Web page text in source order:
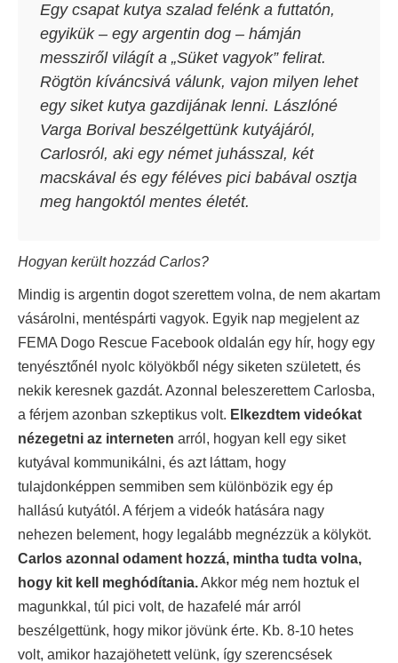
Egy csapat kutya szalad felénk a futtatón,
egyikük – egy argentin dog – hámján
messziről világít a „Süket vagyok” felirat.
Rögtön kíváncsivá válunk, vajon milyen lehet
egy siket kutya gazdijának lenni. Lászlóné
Varga Borival beszélgettünk kutyájáról,
Carlosról, aki egy német juhásszal, két
macskával és egy féléves pici babával osztja
meg hangoktól mentes életét.
Hogyan került hozzád Carlos?
Mindig is argentin dogot szerettem volna, de nem akartam
vásárolni, mentéspárti vagyok. Egyik nap megjelent az
FEMA Dogo Rescue Facebook oldalán egy hír, hogy egy
tenyésztőnél nyolc kölyökből négy siketen született, és
nekik keresnek gazdát. Azonnal beleszerettem Carlosba,
a férjem azonban szkeptikus volt. Elkezdtem videókat
nézegetni az interneten arról, hogyan kell egy siket
kutyával kommunikálni, és azt láttam, hogy
tulajdonképpen semmiben sem különbözik egy ép
hallású kutyától. A férjem a videók hatására nagy
nehezen belement, hogy legalább megnézzük a kölyköt.
Carlos azonnal odament hozzá, mintha tudta volna,
hogy kit kell meghódítania.Akkor még nem hoztuk el
magunkkal, túl pici volt, de hazafelé már arról
beszélgettünk, hogy mikor jövünk érte. Kb. 8-10 hetes
volt, amikor hazajöhetett velünk, így szerencsések